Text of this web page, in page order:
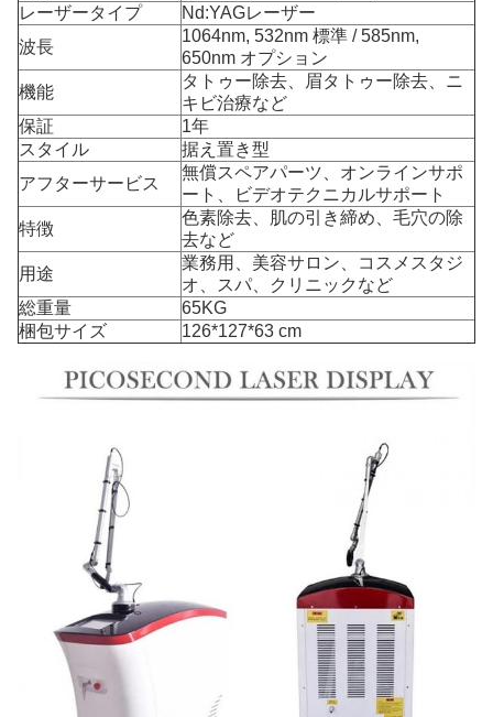
レーザータイプ
Nd:YAGレーザー
波長
1064nm, 532nm 標準 / 585nm,
650nm オプション
機能
タトゥー除去、眉タトゥー除去、ニ
キビ治療など
保証
1年
スタイル
据え置き型
アフターサービス
無償スペアパーツ、オンラインサポ
ート、ビデオテクニカルサポート
特徴
色素除去、肌の引き締め、毛穴の除
去など
用途
業務用、美容サロン、コスメスタジ
オ、スパ、クリニックなど
総重量
65KG
梱包サイズ
126*127*63 cm